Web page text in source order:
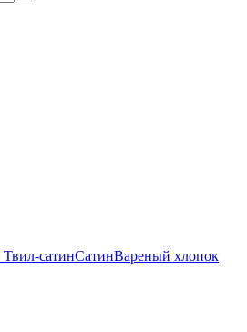
Твил-сатинСатинВареный хлопок